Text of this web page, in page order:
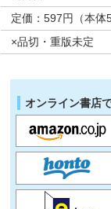
定価：597円（本体
×品切・重版未定
オンライン書店